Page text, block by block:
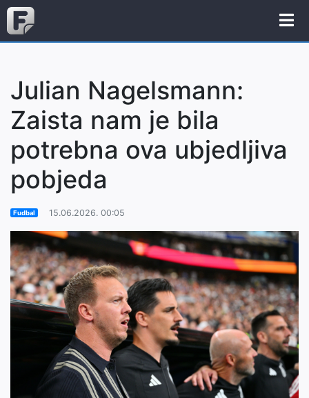
Julian Nagelsmann:
Zaista nam je bila
potrebna ova ubjedljiva
pobjeda
Fudbal 15.06.2026. 00:05